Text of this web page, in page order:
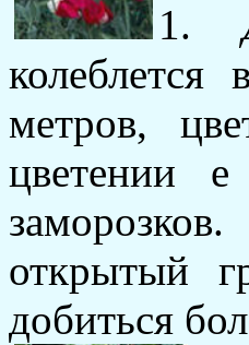
1.
метров,
цветении
открытый
добиться